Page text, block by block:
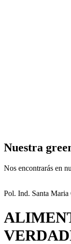
Nuestra
Nos encontrarás en
Pol. Ind. Santa